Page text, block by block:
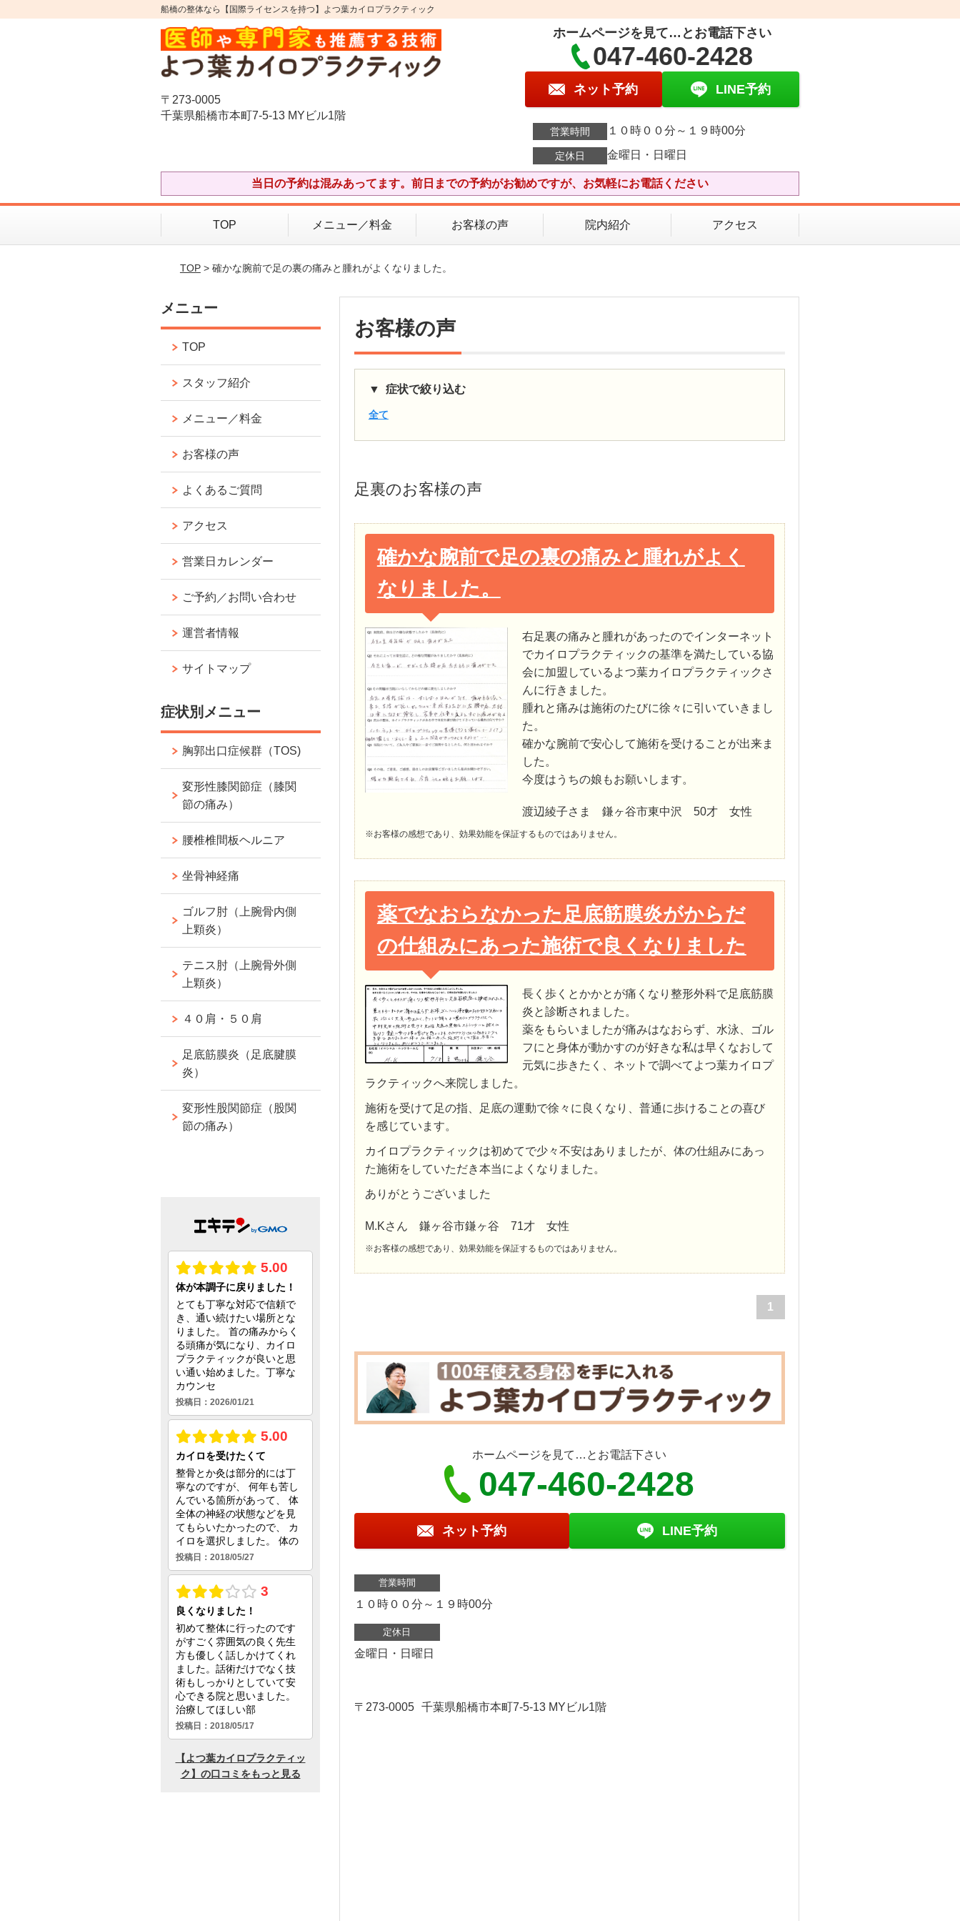
船橋の整体なら【国際ライセンスを持つ】よつ葉カイロプラクティック
〒273-0005
千葉県船橋市本町7-5-13 MYビル1階
ホームページを見て…とお電話下さい
047-460-2428
ネット予約 LINE予約
営業時間 １０時００分～１９時00分
定休日 金曜日・日曜日
当日の予約は混みあってます。前日までの予約がお勧めですが、お気軽にお電話ください
TOP メニュー／料金 お客様の声 院内紹介 アクセス
TOP> 確かな腕前で足の裏の痛みと腫れがよくなりました。
お客様の声
症状で絞り込む
全て
足裏のお客様の声
確かな腕前で足の裏の痛みと腫れがよく
なりました。
右足裏の痛みと腫れがあったのでインターネット
でカイロプラクティックの基準を満たしている協
会に加盟しているよつ葉カイロプラクティックさ
んに行きました。
腫れと痛みは施術のたびに徐々に引いていきまし
た。
確かな腕前で安心して施術を受けることが出来ま
した。
今度はうちの娘もお願いします。
渡辺綾子さま 鎌ヶ谷市東中沢 50才 女性
※お客様の感想であり、効果効能を保証するものではありません。
薬でなおらなかった足底筋膜炎がからだ
の仕組みにあった施術で良くなりました
長く歩くとかかとが痛くなり整形外科で足底筋膜
炎と診断されました。
薬をもらいましたが痛みはなおらず、水泳、ゴル
フにと身体が動かすのが好きな私は早くなおして
元気に歩きたく、ネットで調べてよつ葉カイロプ
ラクティックへ来院しました。
施術を受けて足の指、足底の運動で徐々に良くなり、普通に歩けることの喜び
を感じています。
カイロプラクティックは初めてで少々不安はありましたが、体の仕組みにあっ
た施術をしていただき本当によくなりました。
ありがとうございました
M.Kさん 鎌ヶ谷市鎌ヶ谷 71才 女性
※お客様の感想であり、効果効能を保証するものではありません。
1
ホームページを見て…とお電話下さい
047-460-2428
ネット予約 LINE予約
営業時間
１０時００分～１９時00分
定休日
金曜日・日曜日
〒273-0005 千葉県船橋市本町7-5-13 MYビル1階
メニュー
TOP
スタッフ紹介
メニュー／料金
お客様の声
よくあるご質問
アクセス
営業日カレンダー
ご予約／お問い合わせ
運営者情報
サイトマップ
症状別メニュー
胸郭出口症候群（TOS)
変形性膝関節症（膝関
節の痛み）
腰椎椎間板ヘルニア
坐骨神経痛
ゴルフ肘（上腕骨内側
上顆炎）
テニス肘（上腕骨外側
上顆炎）
４０肩・５０肩
足底筋膜炎（足底腱膜
炎）
変形性股関節症（股関
節の痛み）